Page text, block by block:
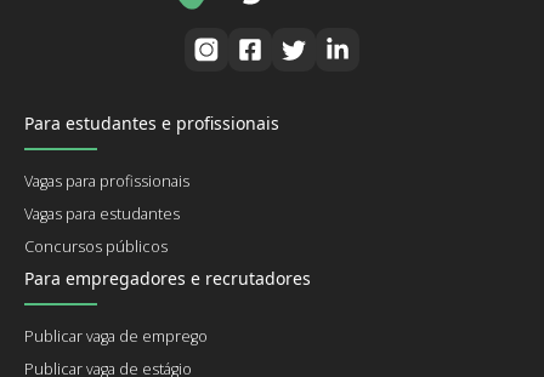
Para estudantes e profissionais
Vagas para profissionais
Vagas para estudantes
Concursos públicos
Para empregadores e recrutadores
Publicar vaga de emprego
Publicar vaga de estágio